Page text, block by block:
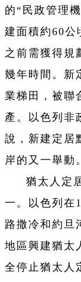
的“民政管理
建面積約60公
之前需獲得規
幾年時間。新
業梯田，被聯
產。以色列非
說，新建定居
岸的又一舉動。
猶太人定
一。以色列在
路撒冷和約旦
地區興建猶太
全停止猶太人